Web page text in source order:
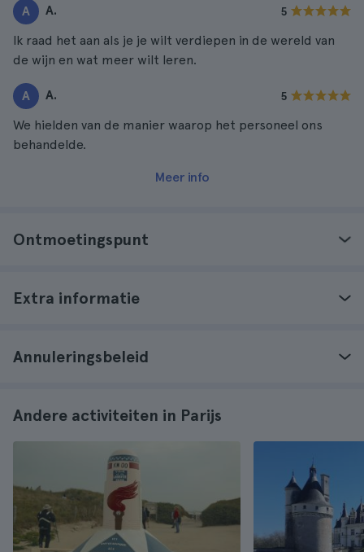
A A. 5
Ik raad het aan als je je wilt verdiepen in de wereld van
de wijn en wat meer wilt leren.
A A. 5
We hielden van de manier waarop het personeel ons
behandelde.
Meer info
Ontmoetingspunt
Extra informatie
Annuleringsbeleid
Andere activiteiten in Parijs